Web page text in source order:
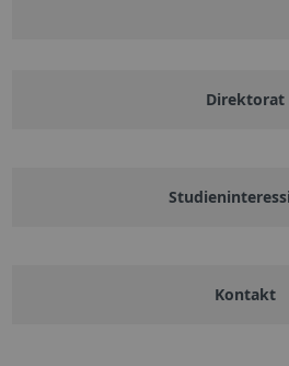
Direktorat
Kontakt